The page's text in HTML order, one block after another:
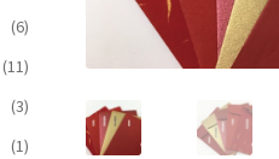
(6)
(11)
(3)
(1)